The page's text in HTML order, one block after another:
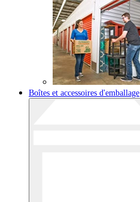
Boîtes et accessoires d'emballage